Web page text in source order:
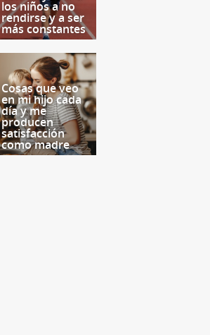
los niños a no
rendirse y a ser
más constantes
Cosas que veo
en mi hijo cada
día y me
producen
satisfacción
como madre